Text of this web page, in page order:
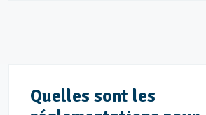
Quelles sont les